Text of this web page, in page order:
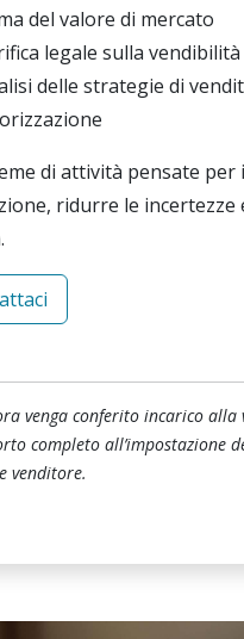
del valore di mercato
legale sulla
delle strategie di
di attività pensate
ridurre le incertezze
venga conferito incarico
completo all’impostazione
venditore.